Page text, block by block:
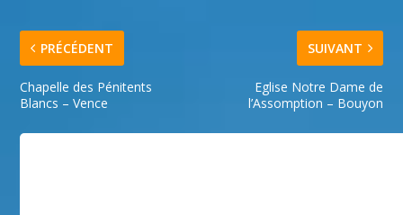
PRÉCÉDENT
Chapelle des Pénitents
Blancs – Vence
SUIVANT
Eglise Notre Dame de
l’Assomption – Bouyon